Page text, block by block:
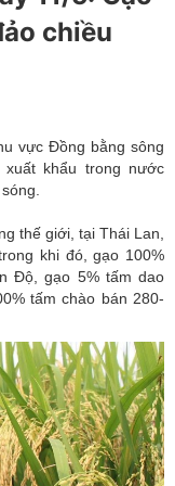
chiều
vực Đồng bằng sông
khẩu trong nước
thế giới, tại Thái Lan,
khi đó, gạo 100%
Độ, gạo 5% tấm dao
tấm chào bán 280-